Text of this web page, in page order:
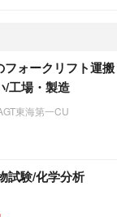
フォークリフト運
/工場・製造
東海第一CU
試験/化学分析